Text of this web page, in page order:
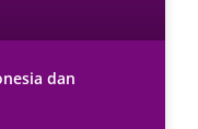
dan